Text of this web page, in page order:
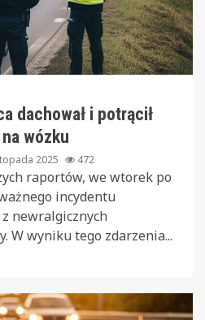
dachował i potrącił
wózku
2025 472
raportów, we wtorek po
incydentu
newralgicznych
W wyniku tego zdarzenia...